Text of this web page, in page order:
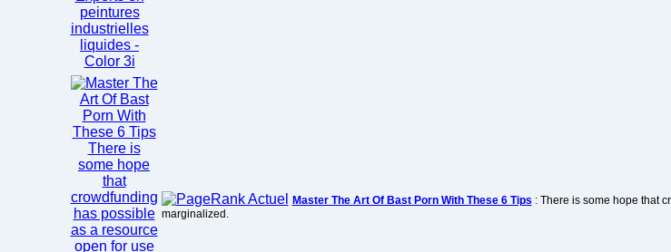
Master The Art Of Bast Porn With These 6 Tips : There is some hope that
marginalized.